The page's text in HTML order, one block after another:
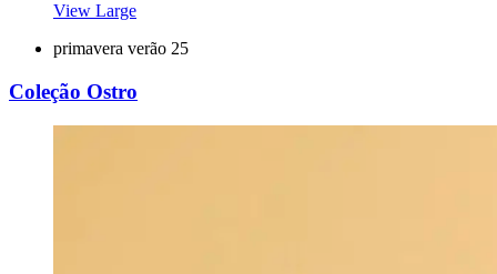
View Large
primavera verão 25
Coleção Ostro